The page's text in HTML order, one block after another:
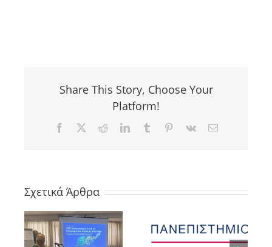
Share This Story, Choose Your
Platform!
Facebook RedditLinkedInTumblr Pinterest
Vk Email
Σχετικά Άρθρα